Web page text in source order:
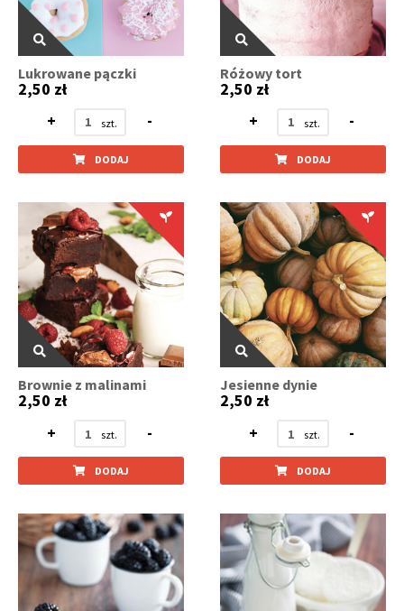
Lukrowane pączki
2,50 zł
+
-
DODAJ
Różowy tort
2,50 zł
+
-
DODAJ
Brownie z malinami
2,50 zł
+
-
DODAJ
Jesienne dynie
2,50 zł
+
-
DODAJ